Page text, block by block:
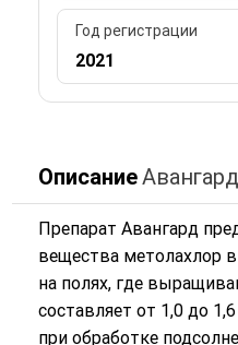
Год регистрации
2021
Описание
Препарат Авангард
вещества метолахлор
на полях, где
составляет от 1,0 до
при обработке